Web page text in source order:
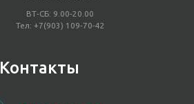
ВТ-СБ: 9.00-20.00
Тел: +7(903) 109-70-42
Контакты